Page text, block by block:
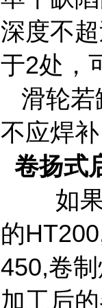
深度不
于2处，
滑轮若
不应焊
卷扬式
如果启
的
450,卷
加工后